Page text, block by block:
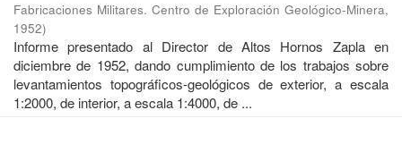
Fabricaciones Militares. Centro de Exploración Geológico-Minera,
1952)
Informe presentado al Director de Altos Hornos Zapla en
diciembre de 1952, dando cumplimiento de los trabajos sobre
levantamientos topográficos-geológicos de exterior, a escala
1:2000, de interior, a escala 1:4000, de ...